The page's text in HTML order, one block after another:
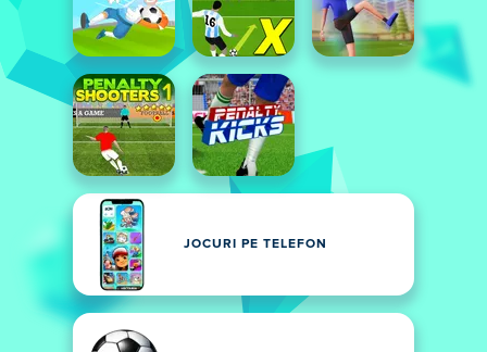
JOCURI PE TELEFON